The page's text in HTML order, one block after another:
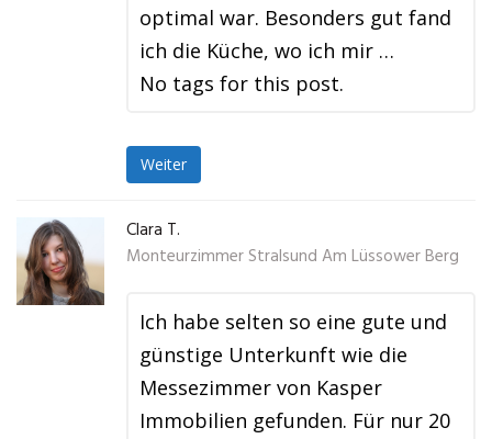
optimal war. Besonders gut fand
ich die Küche, wo ich mir …
No tags for this post.
Weiter
Clara T.
Monteurzimmer Stralsund Am Lüssower Berg
Ich habe selten so eine gute und
günstige Unterkunft wie die
Messezimmer von Kasper
Immobilien gefunden. Für nur 20